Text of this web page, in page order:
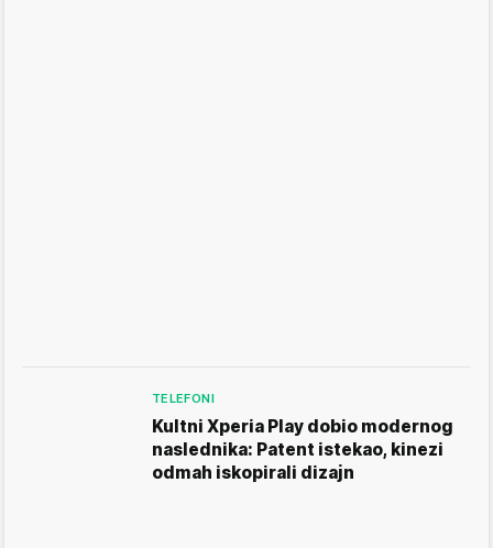
TELEFONI
Kultni Xperia Play dobio modernog
naslednika: Patent istekao, kinezi
odmah iskopirali dizajn